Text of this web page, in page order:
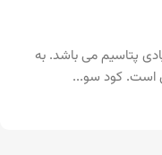
پتاسیم می باشد. به
است. کود سو...